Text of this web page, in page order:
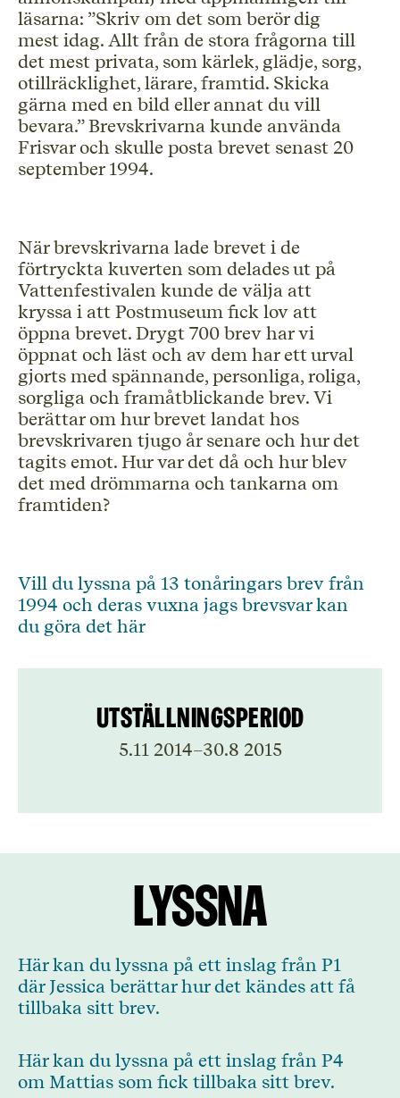
läsarna: ”Skriv om det som berör dig
mest idag. Allt från de stora frågorna till
det mest privata, som kärlek, glädje, sorg,
otillräcklighet, lärare, framtid. Skicka
gärna med en bild eller annat du vill
bevara.” Brevskrivarna kunde använda
Frisvar och skulle posta brevet senast 20
september 1994.
När brevskrivarna lade brevet i de
förtryckta kuverten som delades ut på
Vattenfestivalen kunde de välja att
kryssa i att Postmuseum fick lov att
öppna brevet. Drygt 700 brev har vi
öppnat och läst och av dem har ett urval
gjorts med spännande, personliga, roliga,
sorgliga och framåtblickande brev. Vi
berättar om hur brevet landat hos
brevskrivaren tjugo år senare och hur det
tagits emot. Hur var det då och hur blev
det med drömmarna och tankarna om
framtiden?
Vill du lyssna på 13 tonåringars brev från
1994 och deras vuxna jags brevsvar kan
du göra det här
Utställningsperiod
5.11 2014–30.8 2015
Lyssna
Här kan du lyssna på ett inslag från P1
där Jessica berättar hur det kändes att få
tillbaka sitt brev.
Här kan du lyssna på ett inslag från P4
om Mattias som fick tillbaka sitt brev.